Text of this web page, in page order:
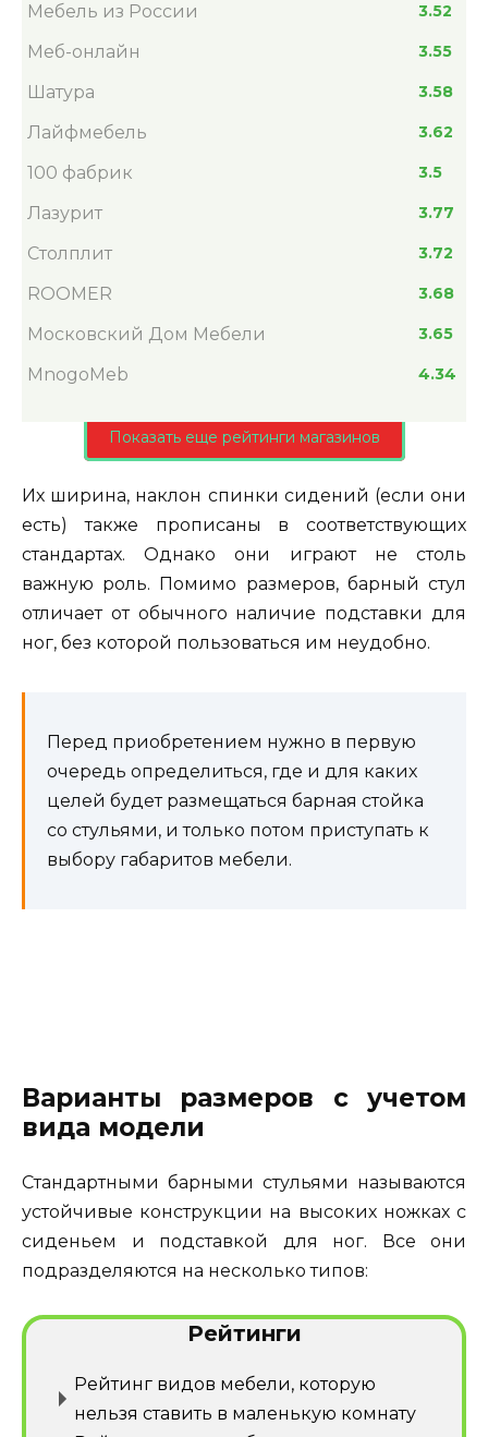
Мебель из России 3.52
Меб-онлайн 3.55
Шатура 3.58
Лайфмебель 3.62
100 фабрик 3.5
Лазурит 3.77
Столплит 3.72
ROOMER 3.68
Московский Дом Мебели 3.65
MnogoMeb 4.34
Показать еще рейтинги магазинов
Их ширина, наклон спинки сидений (если они
есть) также прописаны в соответствующих
стандартах. Однако они играют не столь
важную роль. Помимо размеров, барный стул
отличает от обычного наличие подставки для
ног, без которой пользоваться им неудобно.
Перед приобретением нужно в первую
очередь определиться, где и для каких
целей будет размещаться барная стойка
со стульями, и только потом приступать к
выбору габаритов мебели.
Варианты размеров с учетом
вида модели
Стандартными барными стульями называются
устойчивые конструкции на высоких ножках с
сиденьем и подставкой для ног. Все они
подразделяются на несколько типов:
Рейтинги
Рейтинг видов мебели, которую
нельзя ставить в маленькую комнату